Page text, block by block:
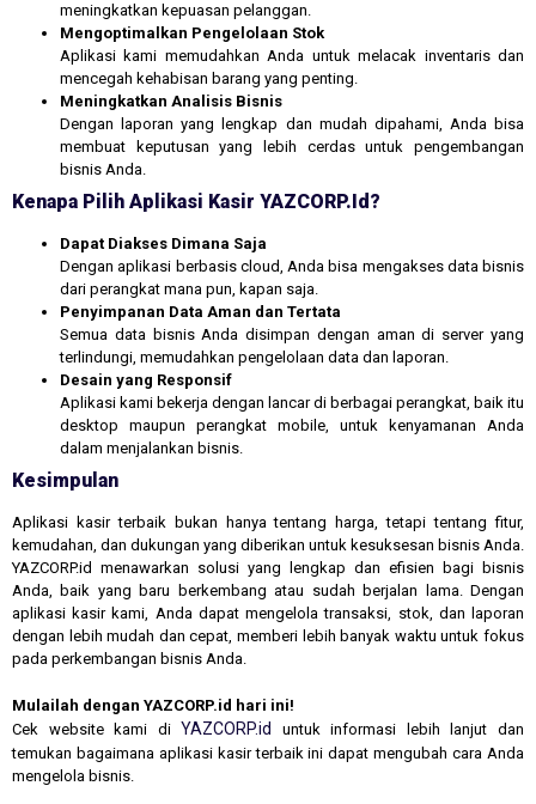
meningkatkan kepuasan pelanggan.
Mengoptimalkan Pengelolaan Stok
Aplikasi kami memudahkan Anda untuk melacak inventaris dan
mencegah kehabisan barang yang penting.
Meningkatkan Analisis Bisnis
Dengan laporan yang lengkap dan mudah dipahami, Anda bisa
membuat keputusan yang lebih cerdas untuk pengembangan
bisnis Anda.
Kenapa Pilih Aplikasi Kasir YAZCORP.id?
Dapat Diakses Dimana Saja
Dengan aplikasi berbasis cloud, Anda bisa mengakses data bisnis
dari perangkat mana pun, kapan saja.
Penyimpanan Data Aman dan Tertata
Semua data bisnis Anda disimpan dengan aman di server yang
terlindungi, memudahkan pengelolaan data dan laporan.
Desain yang Responsif
Aplikasi kami bekerja dengan lancar di berbagai perangkat, baik itu
desktop maupun perangkat mobile, untuk kenyamanan Anda
dalam menjalankan bisnis.
Kesimpulan
Aplikasi kasir terbaik bukan hanya tentang harga, tetapi tentang fitur,
kemudahan, dan dukungan yang diberikan untuk kesuksesan bisnis Anda.
YAZCORP.id menawarkan solusi yang lengkap dan efisien bagi bisnis
Anda, baik yang baru berkembang atau sudah berjalan lama. Dengan
aplikasi kasir kami, Anda dapat mengelola transaksi, stok, dan laporan
dengan lebih mudah dan cepat, memberi lebih banyak waktu untuk fokus
pada perkembangan bisnis Anda.
Mulailah dengan YAZCORP.id hari ini!
Cek website kami di YAZCORP.id
untuk informasi lebih lanjut dan
temukan bagaimana aplikasi kasir terbaik ini dapat mengubah cara Anda
mengelola bisnis.